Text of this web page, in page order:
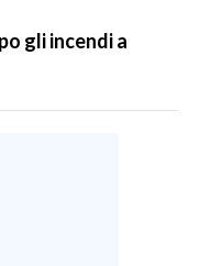
gli incendi a